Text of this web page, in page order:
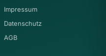
Impressum
Datenschutz
AGB